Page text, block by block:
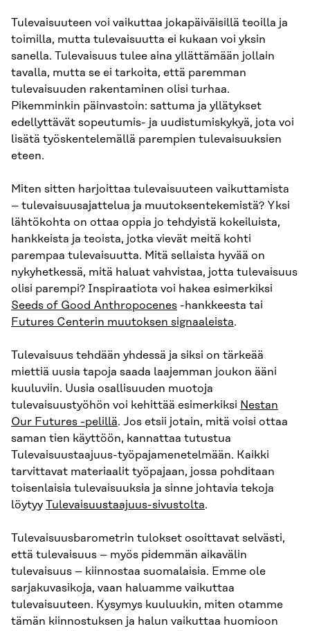
Tulevaisuuteen voi vaikuttaa jokapäiväisillä teoilla ja
toimilla, mutta tulevaisuutta ei kukaan voi yksin
sanella. Tulevaisuus tulee aina yllättämään jollain
tavalla, mutta se ei tarkoita, että paremman
tulevaisuuden rakentaminen olisi turhaa.
Pikemminkin päinvastoin: sattuma ja yllätykset
edellyttävät sopeutumis- ja uudistumiskykyä, jota voi
lisätä työskentelemällä parempien tulevaisuuksien
eteen.
Miten sitten harjoittaa tulevaisuuteen vaikuttamista
– tulevaisuusajattelua ja muutoksentekemistä? Yksi
lähtökohta on ottaa oppia jo tehdyistä kokeiluista,
hankkeista ja teoista, jotka vievät meitä kohti
parempaa tulevaisuutta. Mitä sellaista hyvää on
nykyhetkessä, mitä haluat vahvistaa, jotta tulevaisuus
olisi parempi? Inspiraatiota voi hakea esimerkiksi
Seeds of Good Anthropocenes -hankkeesta tai
Futures Centerin muutoksen signaaleista.
Tulevaisuus tehdään yhdessä ja siksi on tärkeää
miettiä uusia tapoja saada laajemman joukon ääni
kuuluviin. Uusia osallisuuden muotoja
tulevaisuustyöhön voi kehittää esimerkiksi Nestan
Our Futures -pelillä. Jos etsii jotain, mitä voisi ottaa
saman tien käyttöön, kannattaa tutustua
Tulevaisuustaajuus-työpajamenetelmään. Kaikki
tarvittavat materiaalit työpajaan, jossa pohditaan
toisenlaisia tulevaisuuksia ja sinne johtavia tekoja
löytyy Tulevaisuustaajuus-sivustolta.
Tulevaisuusbarometrin tulokset osoittavat selvästi,
että tulevaisuus – myös pidemmän aikavälin
tulevaisuus – kiinnostaa suomalaisia. Emme ole
sarjakuvasikoja, vaan haluamme vaikuttaa
tulevaisuuteen. Kysymys kuuluukin, miten otamme
tämän kiinnostuksen ja halun vaikuttaa huomioon